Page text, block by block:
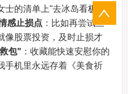
的清单上"去冰岛看极
感止损点：比如再尝试三
像股票投资，及时止损才
包" ：收藏能快速安慰你的
手机里永远存着《美食祈